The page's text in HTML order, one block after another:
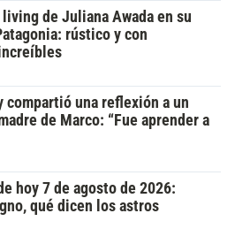
de Juliana Awada en su
rústico y con
compartió una reflexión a un
de Marco: “Fue aprender a
hoy 7 de agosto de 2026:
qué dicen los astros